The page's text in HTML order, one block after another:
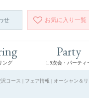
せ お気に入り 一覧
ング
Party
1.5次会・パーティ
コース | フェア情報 | オーシャン＆